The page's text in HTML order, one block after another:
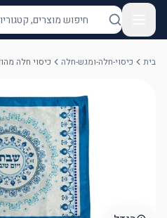
בית כיסוי-חלה-ומגש-חלה כיסוי חלה